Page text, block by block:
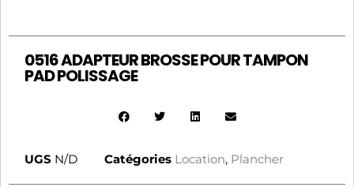
0516 ADAPTEUR BROSSE POUR TAMPON
PAD POLISSAGE
UGS N/D Catégories Location, Plancher